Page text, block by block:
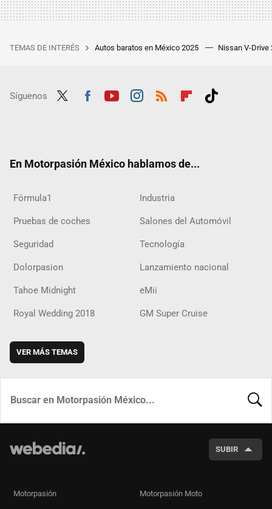
TEMAS DE INTERÉS Autos baratos en México 2025 Nissan V-Drive
Síguenos
En Motorpasión México hablamos de...
Fórmula1 Industria
Pruebas de coches Salones del Automóvil
Seguridad Tecnología
Dolorpasion Lanzamiento nacional
Tahoe Midnight eMii
Royal Wedding 2018 GM Super Cruise
VER MÁS TEMAS
SUBIR
Motorpasión Motorpasión Moto